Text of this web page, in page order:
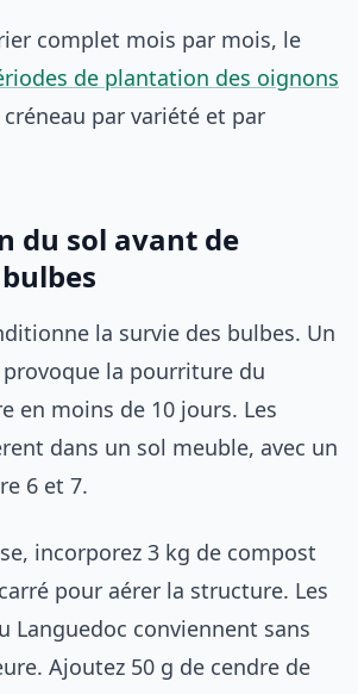
complet mois par mois, le
de plantation des oignons
par variété et par
du sol avant de
la survie des bulbes. Un
provoque la pourriture du
en moins de 10 jours. Les
dans un sol meuble, avec un
6 et 7.
incorporez 3 kg de compost
pour aérer la structure. Les
Languedoc conviennent sans
Ajoutez 50 g de cendre de